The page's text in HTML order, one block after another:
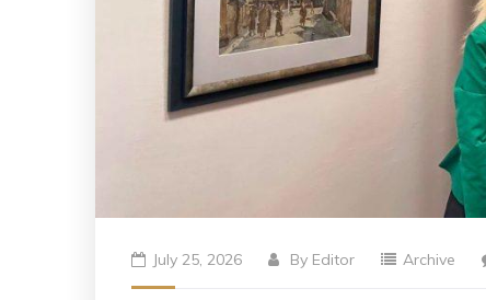
July 25, 2026 By Editor Archive